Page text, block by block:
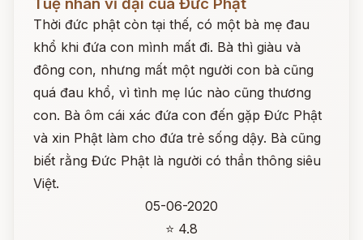
Thời đức phật còn tại thế, có một bà mẹ đau
khổ khi đứa con mình mất đi. Bà thì giàu và
đông con, nhưng mất một người con bà cũng
quá đau khổ, vì tình mẹ lúc nào cũng thương
con. Bà ôm cái xác đứa con đến gặp Đức Phật
và xin Phật làm cho đứa trẻ sống dậy. Bà cũng
biết rằng Đức Phật là người có thần thông siêu
Việt.
05-06-2020
⭐ 4.8